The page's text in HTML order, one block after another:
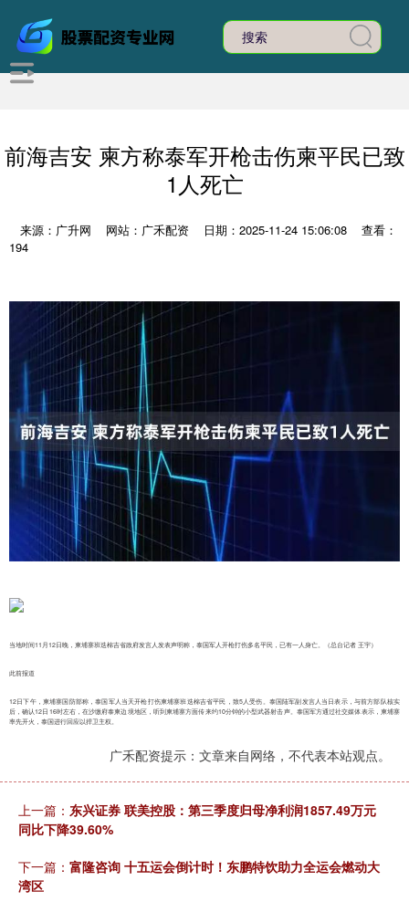
前海吉安 柬方称泰军开枪击伤柬平民已致
1人死亡
来源：广升网 网站：广禾配资 日期：2025-11-24 15:06:08
查看：
194
当地时间11月12日晚，柬埔寨班迭棉吉省政府发言人发表声明称，泰国军人开枪打伤多名平民，已有一人身亡。（总台记者 王宇）
此前报道
12日下午，柬埔寨国防部称，泰国军人当天开枪打伤柬埔寨班迭棉吉省平民，致5人受伤。泰国陆军副发言人当日表示，与前方部队核实
后，确认12日16时左右，在沙缴府泰柬边境地区，听到柬埔寨方面传来约10分钟的小型武器射击声。泰国军方通过社交媒体表示，柬埔寨
率先开火，泰国进行回应以捍卫主权。
广禾配资提示：文章来自网络，不代表本站观点。
上一篇： 东兴证券 联美控股：第三季度归母净利润1857.49万元
同比下降39.60%
下一篇： 富隆咨询 十五运会倒计时！东鹏特饮助力全运会燃动大
湾区